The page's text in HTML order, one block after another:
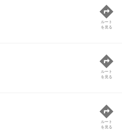
ルート
を見る
ルート
を見る
ルート
を見る